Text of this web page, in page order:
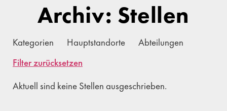
Archiv: Stellen
Kategorien Hauptstandorte
Abteilungen
Filter zurücksetzen
Aktuell sind keine Stellen ausgeschrieben.